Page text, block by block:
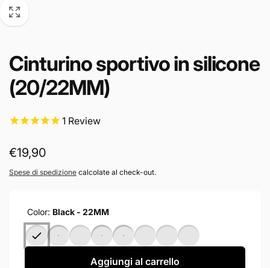
Cinturino sportivo in silicone
(20/22MM)
1 Review
Prezzo
di
€19,90
Spese di spedizione calcolate al check-out.
Color: Black - 22MM
Aggiungi al carrello